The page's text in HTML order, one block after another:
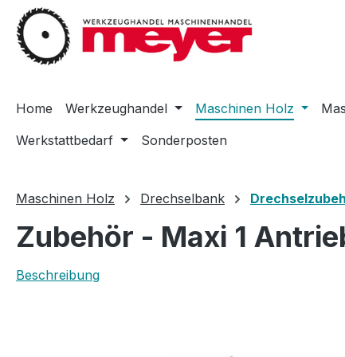
Hauptinhalt springen
Zur Suche springen
Zur Hauptnavigation springen
Home Werkzeughandel Maschinen Holz
Werkstattbedarf
Sonderposten
Maschinen Holz Drechselbank
Zubehör - Maxi 1
Beschreibung